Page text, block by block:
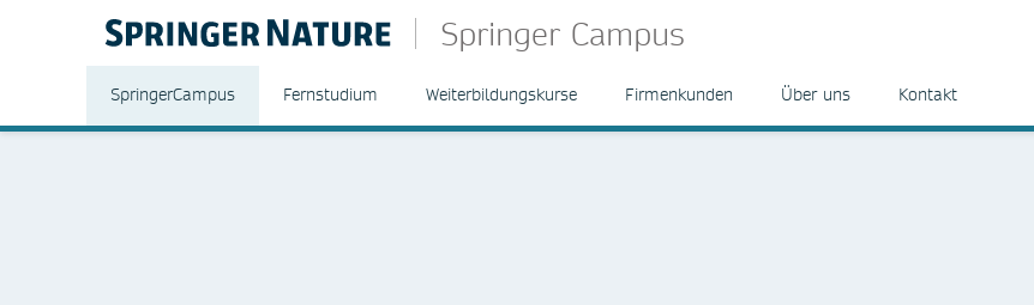
Springer Campus
SpringerCampus Fernstudium Weiterbildungskurse Firmenkunden Über uns Kontakt